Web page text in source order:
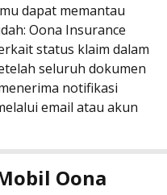
dapat memantau
Oona Insurance
status klaim dalam
seluruh dokumen
notifikasi
email atau akun
Oona